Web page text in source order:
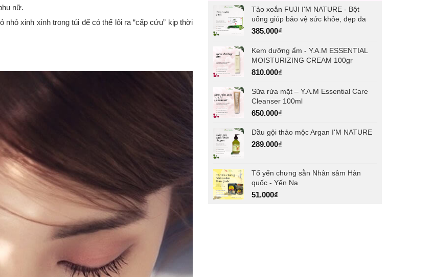
nữ.
xinh xinh trong túi để có thể lôi ra “cấp cứu” kịp thời
Tảo xoắn FUJI I'M NATURE - Bột
uống giúp bảo vệ sức khỏe, đẹp da
385.000₫
Kem dưỡng ẩm - Y.A.M ESSENTIAL
MOISTURIZING CREAM 100gr
810.000₫
Sữa rửa mặt – Y.A.M Essential Care
Cleanser 100ml
650.000₫
Dầu gội thảo mộc Argan I'M NATURE
289.000₫
Tổ yến chưng sẵn Nhân sâm Hàn
quốc - Yến Na
51.000₫